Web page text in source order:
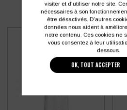
visiter et d'utiliser notre site.
nécessaires à son
être désactivés. D'autres
données nous aident à
notre contenu. Ces cookies ne
vous consentez à leur
dessous.
OK, TOUT ACCEPTER